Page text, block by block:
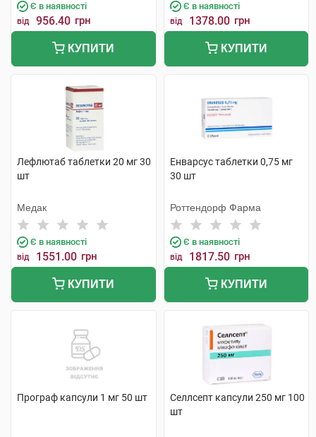
Є в наявності
від 956.40 грн
КУПИТИ
Є в наявності
від 1378.00 грн
КУПИТИ
Лефлютаб таблетки 20 мг 30
шт
Медак
Є в наявності
від 1551.00 грн
КУПИТИ
Енварсус таблетки 0,75 мг
30 шт
Роттендорф Фарма
Є в наявності
від 1817.50 грн
КУПИТИ
Програф капсули 1 мг 50 шт
Селлсепт капсули 250 мг 100
шт